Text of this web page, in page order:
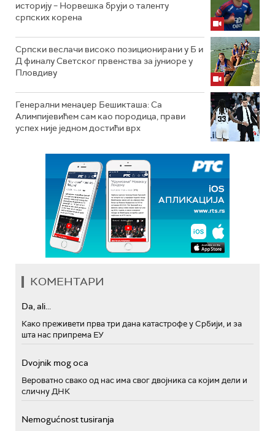
историју – Норвешка бруји о таленту
српских корена
Српски веслачи високо позиционирани у Б и
Д финалу Светског првенства за јуниоре у
Пловдиву
Генерални менаџер Бешикташа: Са
Алимпијевићем сам као породица, прави
успех није једном достићи врх
КОМЕНТАРИ
Da, ali...
Како преживети прва три дана катастрофе у Србији, и за
шта нас припрема ЕУ
Dvojnik mog oca
Вероватно свако од нас има свог двојника са којим дели и
сличну ДНК
Nemogućnost tusiranja